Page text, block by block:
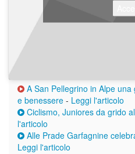
A San Pellegrino in Alpe
e benessere - Leggi l'articolo
Ciclismo, Juniores da grido
l'articolo
Alle Prade Garfagnine
Leggi l'articolo